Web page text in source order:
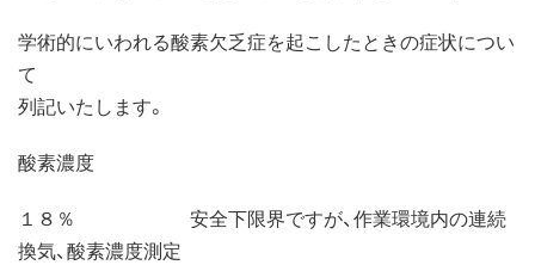
学術的にいわれる酸素欠乏症を起こしたときの症状につい
て
列記いたします。
酸素濃度
１８％ 安全下限界ですが、作業環境内の連続
換気、酸素濃度測定